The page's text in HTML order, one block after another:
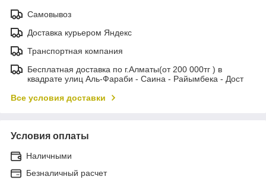
Самовывоз
Доставка курьером Яндекс
Транспортная компания
Бесплатная доставка по г.Алматы(от 200 000тг ) в
квадрате улиц Аль-Фараби - Саина - Райымбека - Дост
Все условия доставки
Условия оплаты
Наличными
Безналичный расчет